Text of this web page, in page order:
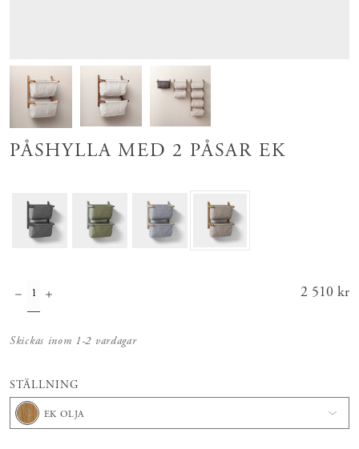
PÅSHYLLA MED 2 PÅSAR EK
Pris:
2 510 kr
Skickas inom 1-2 vardagar
STÄLLNING
EK OLJA